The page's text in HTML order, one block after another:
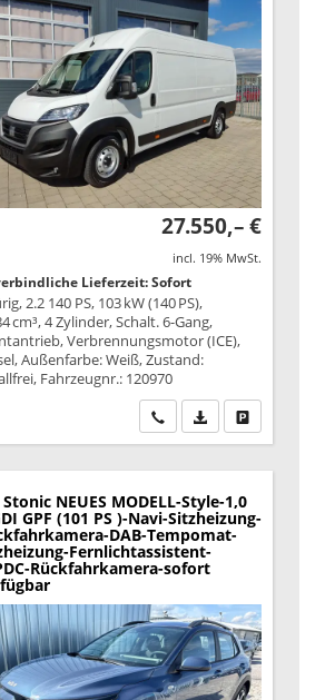
27.550,– €
incl. 19% MwSt.
Lieferzeit: Sofort
2.2 140 PS, 103 kW (140 PS),
cm³, 4 Zylinder, Schalt. 6-Gang,
Verbrennungsmotor (ICE),
Außenfarbe: Weiß, Zustand:
Fahrzeugnr.: 120970
Wir rufen Sie an
PDF-Datei,Drucken,
Stonic NEUES MODELL-Style-1,0
GPF (101 PS )-Navi-Sitzheizung-
DAB-Tempomat-
Fernlichtassistent-
Rückfahrkamera-sofort